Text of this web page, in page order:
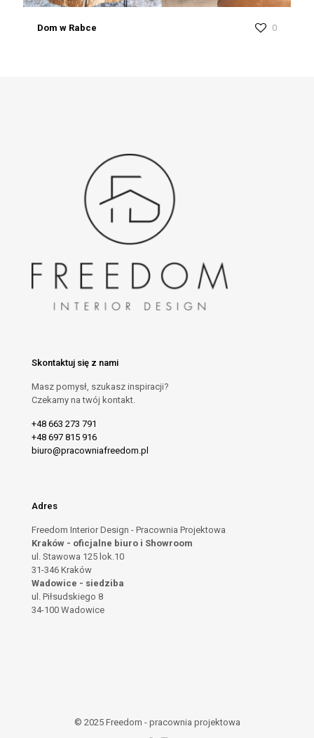
Dom w Rabce 0
Skontaktuj się z nami
Masz pomysł, szukasz inspiracji?
Czekamy na twój kontakt.
+48 663 273 791
+48 697 815 916
biuro@pracowniafreedom.pl
Adres
Freedom Interior Design - Pracownia Projektowa
Kraków - oficjalne biuro i Showroom
ul. Stawowa 125 lok.10
31-346 Kraków
Wadowice - siedziba
ul. Piłsudskiego 8
34-100 Wadowice
© 2025 Freedom - pracownia projektowa